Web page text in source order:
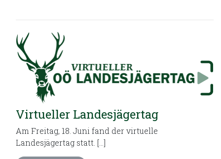
Virtueller Landesjägertag
Am Freitag, 18. Juni fand der virtuelle
Landesjägertag statt. […]